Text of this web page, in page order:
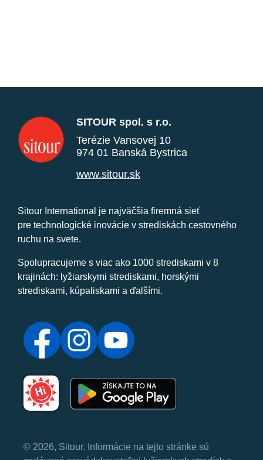
SITOUR spol. s r.o.
Terézie Vansovej 10
974 01 Banská Bystrica
www.sitour.sk
Sitour International je najväčšia firemná sieť
pre technologické inovácie v strediskách cestovného
ruchu na svete.
Spolupracujeme s viac ako 1000 strediskami v 8
krajinách: lyžiarskymi strediskami, horskými
strediskami, kúpaliskami a ďalšími.
© 2026, Sitour. Informácie na tejto stránke sú